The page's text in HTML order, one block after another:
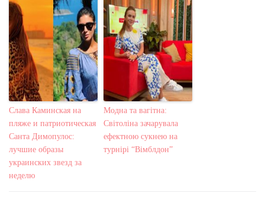
Слава Каминская на
пляже и патриотическая
Санта Димопулос:
лучшие образы
украинских звезд за
неделю
Модна та вагітна:
Світоліна зачарувала
ефектною сукнею на
турнірі “Вімблдон”